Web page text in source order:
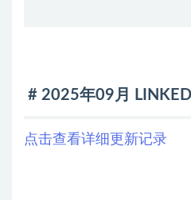
# 2025年09月
点击查看详细更新记录